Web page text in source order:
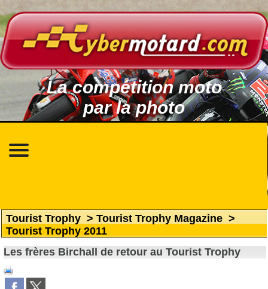
La compétition moto
par la photo
Tourist Trophy > Tourist Trophy Magazine >
Tourist Trophy 2011
Les frères Birchall de retour au Tourist Trophy